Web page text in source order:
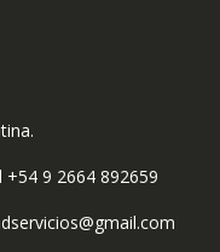
9 2664 892659